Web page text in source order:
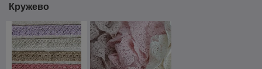
Кружево